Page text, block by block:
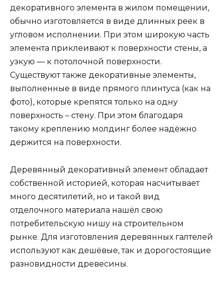
декоративного элемента в жилом помещении,
обычно изготовляется в виде длинных реек в
угловом исполнении. При этом широкую часть
элемента приклеивают к поверхности стены, а
узкую — к потолочной поверхности.
Существуют также декоративные элементы,
выполненные в виде прямого плинтуса (как на
фото), которые крепятся только на одну
поверхность – стену. При этом благодаря
такому креплению молдинг более надёжно
держится на поверхности.
Деревянный декоративный элемент обладает
собственной историей, которая насчитывает
много десятилетий, но и такой вид
отделочного материала нашёл свою
потребительскую нишу на строительном
рынке. Для изготовления деревянных галтелей
используют как дешёвые, так и дорогостоящие
разновидности древесины.